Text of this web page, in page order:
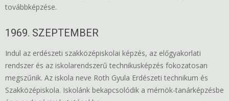
továbbképzése.
1969. SZEPTEMBER
Indul az erdészeti szakközépiskolai képzés, az előgyakorlati
rendszer és az iskolarendszerű technikusképzés fokozatosan
megszűnik. Az iskola neve Roth Gyula Erdészeti technikum és
Szakközépiskola. Iskolánk bekapcsolódik a mérnök-tanárképzésbe